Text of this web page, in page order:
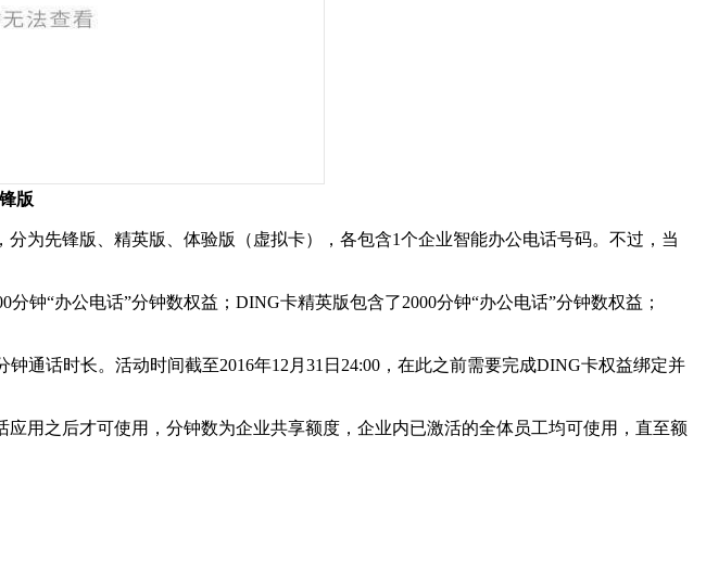
版
为先锋版、精英版、体验版（虚拟卡），各包含1个企业智能办公电话号码。不过，当
“办公电话”分钟数权益；DING卡精英版包含了2000分钟“办公电话”分钟数权益；
通话时长。活动时间截至2016年12月31日24:00，在此之前需要完成DING卡权益绑定并
用之后才可使用，分钟数为企业共享额度，企业内已激活的全体员工均可使用，直至额